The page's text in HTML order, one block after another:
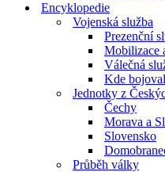
Encyklopedie
Vojenská služba
Prezenční
Mobilizace
Válečná
Kde
Jednotky z
Čechy
Morava a
Slovensko
Průběh války